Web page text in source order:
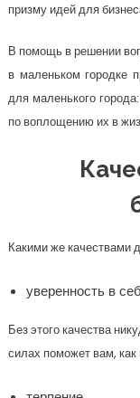
призму идей для
В помощь в решении
в маленьком городке
для маленького
по воплощению их в
Какими же качествами
уверенность в
Без этого качества
силах поможет вам, как